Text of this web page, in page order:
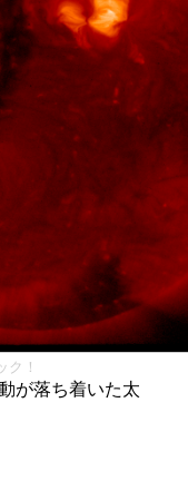
！
が落ち着いた太